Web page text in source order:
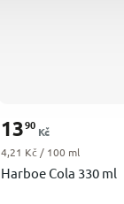
Harboe Cola 330 ml
1390
Kč
Měrná cena:
4,21 Kč / 100 ml